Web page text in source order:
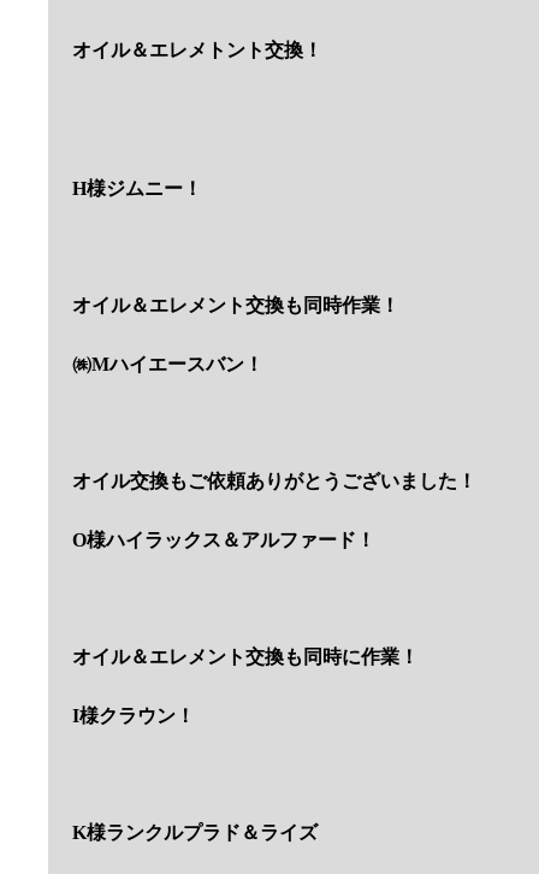
オイル＆エレメトント交換！
H様ジムニー！
オイル＆エレメント交換も同時作業！
㈱Mハイエースバン！
オイル交換もご依頼ありがとうございました！
O様ハイラックス＆アルファード！
オイル＆エレメント交換も同時に作業！
I様クラウン！
K様ランクルプラド＆ライズ